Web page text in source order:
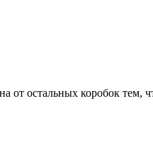
от остальных коробок тем,